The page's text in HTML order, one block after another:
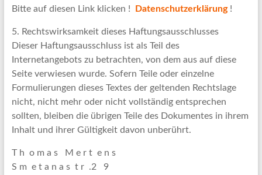
Bitte auf diesen Link klicken !
Datenschutzerklärung!
5. Rechtswirksamkeit dieses Haftungsausschlusses
Dieser Haftungsausschluss ist als Teil des
Internetangebots zu betrachten, von dem aus auf diese
Seite verwiesen wurde. Sofern Teile oder einzelne
Formulierungen dieses Textes der geltenden Rechtslage
nicht, nicht mehr oder nicht vollständig entsprechen
sollten, bleiben die übrigen Teile des Dokumentes in ihrem
Inhalt und ihrer Gültigkeit davon unberührt.
T h o m a s M e r t e n s
S m e t a n a s t r .2 9